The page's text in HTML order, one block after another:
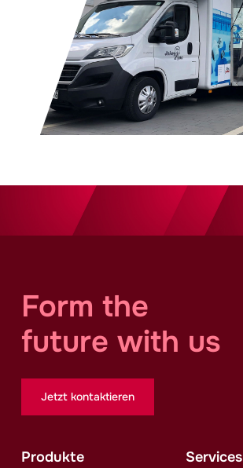
Form the
future with us
Jetzt kontaktieren
Produkte Services